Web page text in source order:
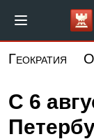
основному
Геократия
С 6